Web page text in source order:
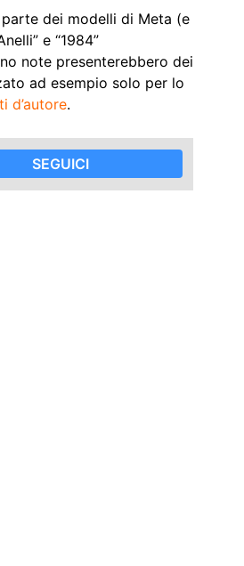
dei modelli di Meta (e
e “1984”
note presenterebbero dei
ad esempio solo per lo
d’autore.
SEGUICI